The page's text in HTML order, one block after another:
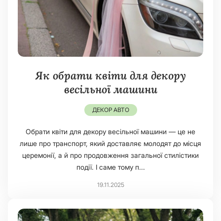
Як обрати квіти для декору
весільної машини
ДЕКОР АВТО
Обрати квіти для декору весільної машини — це не
лише про транспорт, який доставляє молодят до місця
церемонії, а й про продовження загальної стилістики
події. І саме тому п...
19.11.2025